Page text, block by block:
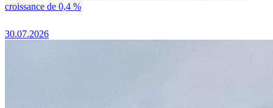
croissance de 0,4 %
30.07.2026